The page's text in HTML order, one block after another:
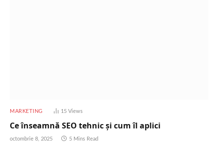
MARKETING 15 Views
Ce înseamnă SEO tehnic și cum îl aplici
octombrie 8, 2025 5 Mins Read